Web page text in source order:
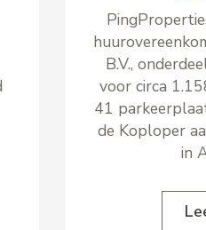
B.V.,
voor circa
41
de Koploper
in